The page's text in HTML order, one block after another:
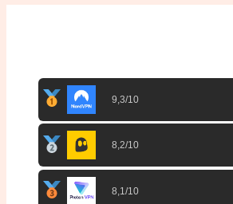
9,3/10
8,2/10
8,1/10